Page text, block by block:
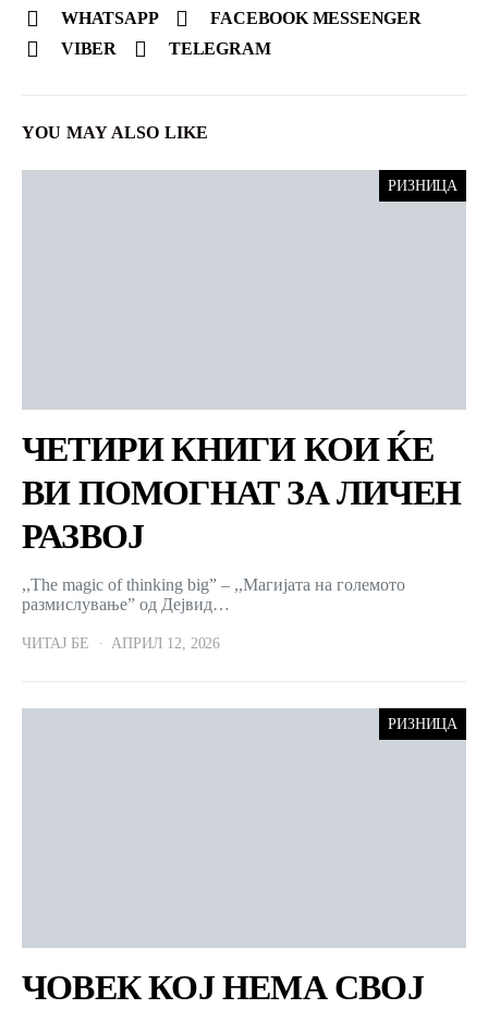
WHATSAPP
FACEBOOK MESSENGER
VIBER
TELEGRAM
YOU MAY ALSO LIKE
РИЗНИЦА
ЧЕТИРИ КНИГИ КОИ ЌЕ
ВИ ПОМОГНАТ ЗА ЛИЧЕН
РАЗВОЈ
,,The magic of thinking big” – ,,Магијата на големото
размислување” од Дejвид…
ЧИТАЈ БЕ АПРИЛ 12, 2026
РИЗНИЦА
ЧОВЕК КОЈ НЕМА СВОЈ